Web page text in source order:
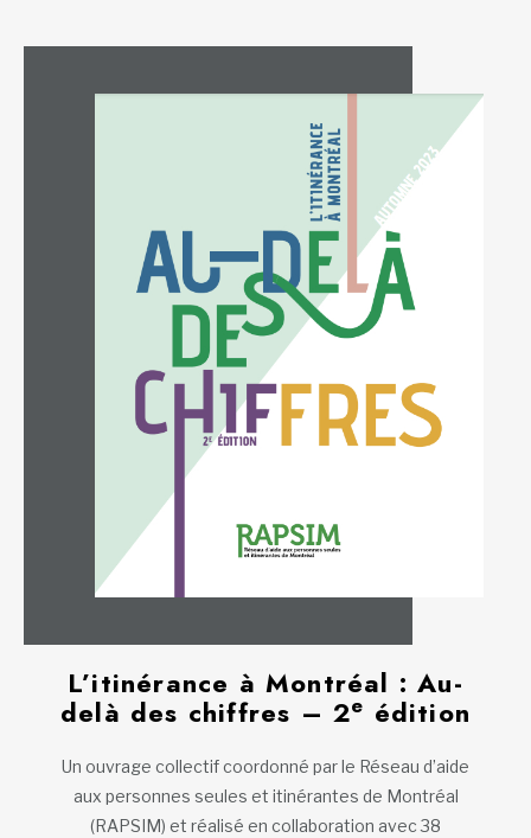
L’itinérance à Montréal : Au-
delà des chiffres – 2e édition
Un ouvrage collectif coordonné par le Réseau d’aide
aux personnes seules et itinérantes de Montréal
(RAPSIM) et réalisé en collaboration avec 38